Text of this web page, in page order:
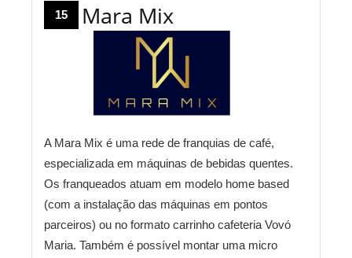
15 Mara Mix
A Mara Mix é uma rede de franquias de café,
especializada em máquinas de bebidas quentes.
Os franqueados atuam em modelo home based
(com a instalação das máquinas em pontos
parceiros) ou no formato carrinho cafeteria Vovó
Maria. Também é possível montar uma micro